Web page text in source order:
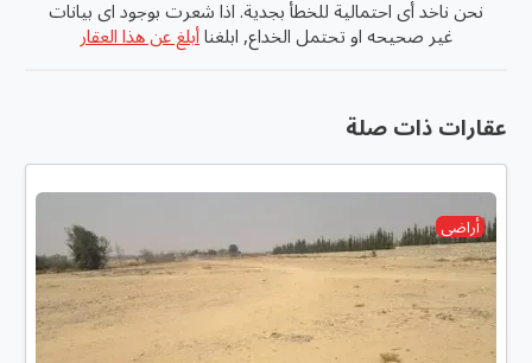
نحن ناخد أى احتمالية للخطأ بجدية. اذا شعرت بوجود اى بيانات
غير صحيحه او تحتمل الخداع, ابلغنا أبلغ عن هذا العقار
عقارات ذات صلة
أراضى